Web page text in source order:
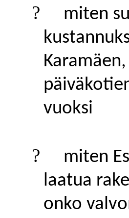
?
miten
vuoksi
?
miten
laatua
onko